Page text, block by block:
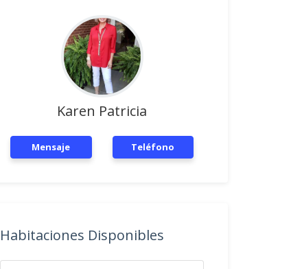
Karen Patricia
Mensaje Teléfono
Habitaciones Disponibles